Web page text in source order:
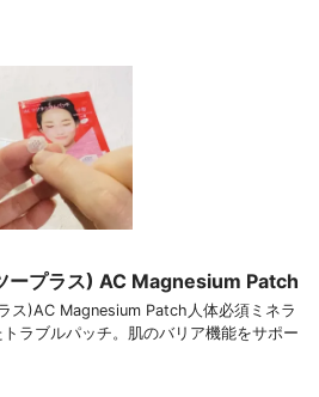
ープラス) AC Magnesium Patch
ス)AC Magnesium Patch人体必須ミネラ
ラブルパッチ。肌のバリア機能をサポー